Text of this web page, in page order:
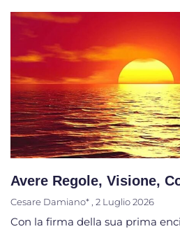
Avere Regole, Visione,
Cesare Damiano* 2 Luglio 2026
Con la firma della sua prima